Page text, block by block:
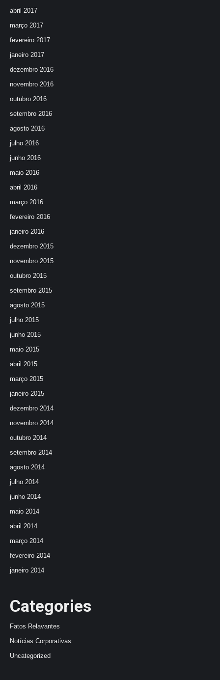
abril 2017
março 2017
fevereiro 2017
janeiro 2017
dezembro 2016
novembro 2016
outubro 2016
setembro 2016
agosto 2016
julho 2016
junho 2016
maio 2016
abril 2016
março 2016
fevereiro 2016
janeiro 2016
dezembro 2015
novembro 2015
outubro 2015
setembro 2015
agosto 2015
julho 2015
junho 2015
maio 2015
abril 2015
março 2015
janeiro 2015
dezembro 2014
novembro 2014
outubro 2014
setembro 2014
agosto 2014
julho 2014
junho 2014
maio 2014
abril 2014
março 2014
fevereiro 2014
janeiro 2014
Categories
Fatos Relavantes
Notícias Corporativas
Uncategorized